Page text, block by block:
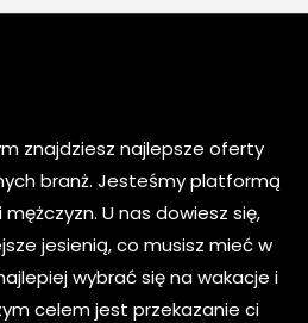
znajdziesz najlepsze oferty
branż. Jesteśmy platformą
U nas dowiesz się,
jesienią, co musisz mieć w
wybrać się na wakacje i
celem jest przekazanie ci